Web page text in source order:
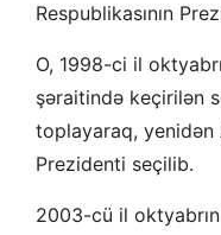
Respublikasının
O, 1998-ci il
şəraitində keçirilən
toplayaraq, yenidən
Prezidenti seçilib.
2003-cü il